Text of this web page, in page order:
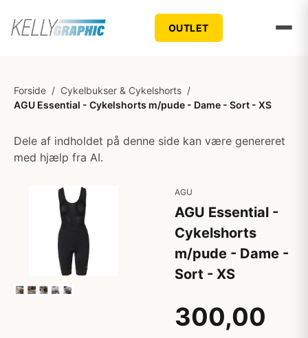
OUTLET
Forside / Cykelbukser & Cykelshorts /
AGU Essential - Cykelshorts m/pude - Dame - Sort - XS
Dele af indholdet på denne side kan være genereret
med hjælp fra AI.
AGU
AGU Essential -
Cykelshorts
m/pude - Dame -
Sort - XS
300,00